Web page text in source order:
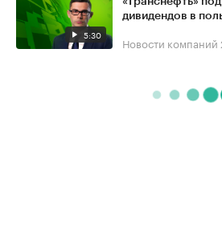
5:30
дивидендов в
Новости компаний